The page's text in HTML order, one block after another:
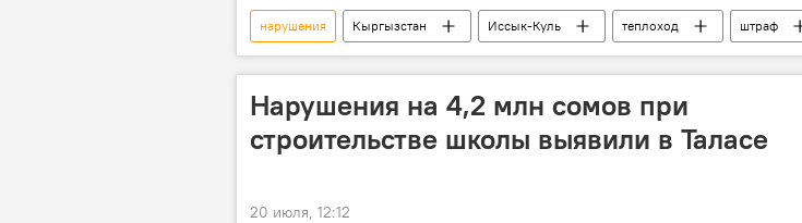
нарушения Кыргызстан Иссык-Куль теплоход штраф
Нарушения на 4,2 млн сомов при
строительстве школы выявили в Таласе
20 июля, 12:12